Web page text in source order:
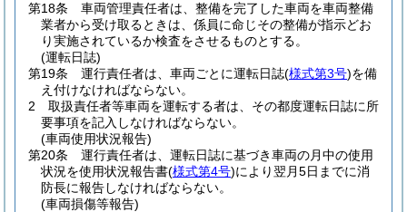
第18条
車両管理責任者は、整備を完了した車両を車両整備
業者から受け取るときは、係員に命じその整備が指示どお
り実施されているか検査をさせるものとする。
(運転日誌)
第19条
運行責任者は、車両ごとに運転日誌(様式第3号)を備
え付けなければならない。
2
取扱責任者等車両を運転する者は、その都度運転日誌に所
要事項を記入しなければならない。
(車両使用状況報告)
第20条
運行責任者は、運転日誌に基づき車両の月中の使用
状況を使用状況報告書(様式第4号)により翌月5日までに消
防長に報告しなければならない。
(車両損傷等報告)